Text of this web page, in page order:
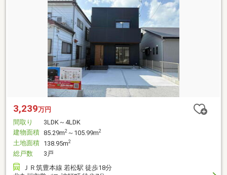
3,239万円
間取り
3LDK～4LDK
建物面積 85.29m2 ～105.99m2
土地面積 138.95m2
総戸数
3戸
ＪＲ筑豊本線 若松駅 徒歩18分